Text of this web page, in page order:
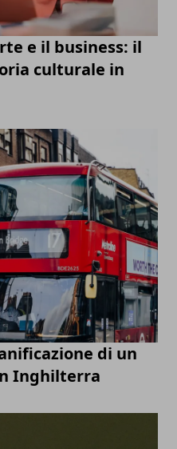
e il business: il
culturale in
di un
Inghilterra